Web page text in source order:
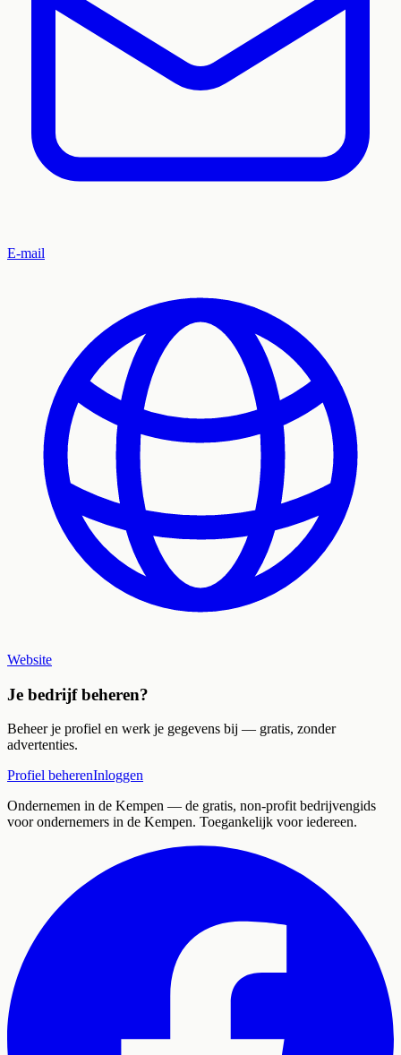
E-mail
Website
Je bedrijf beheren?
Beheer je profiel en werk je gegevens bij — gratis, zonder
advertenties.
Profiel beherenInloggen
Ondernemen in de Kempen — de gratis, non-profit bedrijvengids
voor ondernemers in de Kempen. Toegankelijk voor iedereen.